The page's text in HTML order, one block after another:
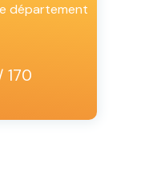
département
170